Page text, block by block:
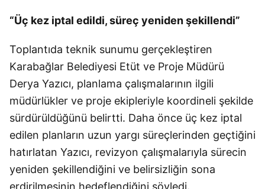
“Üç kez iptal edildi, süreç yeniden şekillendi”
Toplantıda teknik sunumu gerçekleştiren
Karabağlar Belediyesi Etüt ve Proje Müdürü
Derya Yazıcı, planlama çalışmalarının ilgili
müdürlükler ve proje ekipleriyle koordineli şekilde
sürdürüldüğünü belirtti. Daha önce üç kez iptal
edilen planların uzun yargı süreçlerinden geçtiğini
hatırlatan Yazıcı, revizyon çalışmalarıyla sürecin
yeniden şekillendiğini ve belirsizliğin sona
erdirilmesinin hedeflendiğini söyledi.